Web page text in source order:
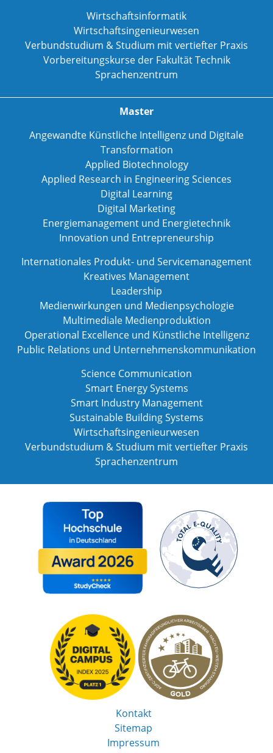
Wirtschaftsinformatik
Wirtschaftsingenieurwesen
Verbundstudium & Studium mit vertiefter Praxis
Vorbereitungskurse der Fakultät Technik
Sprachenzentrum
Master
Angewandte Künstliche Intelligenz und Digitale
Transformation
Applied Biotechnology
Applied Research in Engineering Sciences
Digital Learning
Digital Marketing
Energiemanagement und Energietechnik
Innovation und Entrepreneurship
Internationales Produkt- und Servicemanagement
Kreatives Management
Leadership
Medienwirkungen und Medienpsychologie
Multimediale Medienproduktion
Operational Excellence und Künstliche Intelligenz
Public Relations und Unternehmenskommunikation
Science Communication
Smart Energy Systems
Smart Industry Management
Sustainable Building Systems
Wirtschaftsingenieurwesen
Verbundstudium & Studium mit vertiefter Praxis
Sprachenzentrum
Kontakt
Sitemap
Impressum